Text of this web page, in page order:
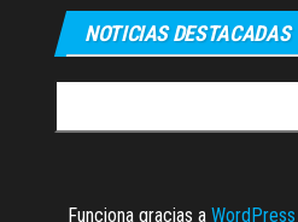
NOTICIAS DESTACADAS
Funciona gracias a WordPress